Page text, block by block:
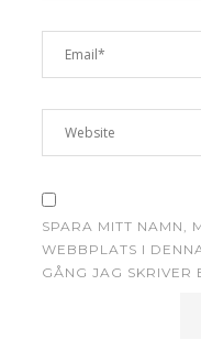
SPARA MITT NAMN,
WEBBPLATS I
GÅNG JAG SKRIVER